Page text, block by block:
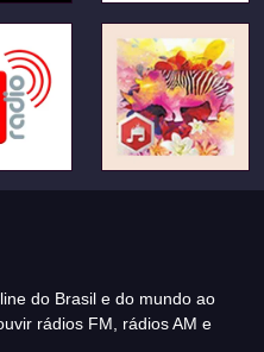
do Brasil e do mundo ao
rádios FM, rádios AM e